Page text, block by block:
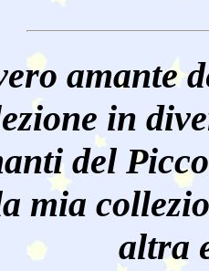
amante
in
del
mia
altra